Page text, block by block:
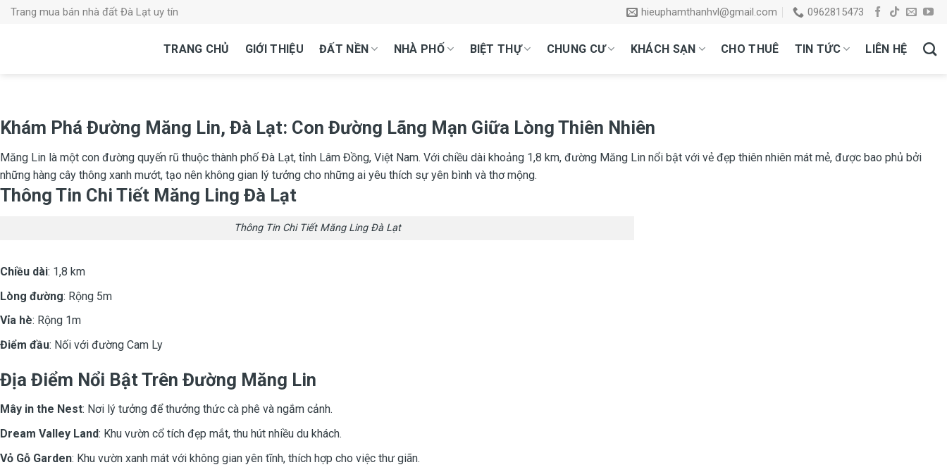
SkipTrang mua bán nhà đất Đà Lạt uy tín hieuphamthanhvl@gmail.com 0962815473
TRANG CHỦ GIỚI THIỆU ĐẤT NỀN NHÀ PHỐ BIỆT THỰ CHUNG CƯ KHÁCH SẠN CHO THUÊ TIN TỨC LIÊN HỆ
Khám Phá Đường Măng Lin, Đà Lạt: Con Đường Lãng Mạn Giữa Lòng Thiên Nhiên
Măng Lin là một con đường quyến rũ thuộc thành phố Đà Lạt, tỉnh Lâm Đồng, Việt Nam. Với chiều dài khoảng 1,8 km, đường Măng Lin nổi bật với vẻ đẹp thiên nhiên mát mẻ, được bao phủ bởi
những hàng cây thông xanh mướt, tạo nên không gian lý tưởng cho những ai yêu thích sự yên bình và thơ mộng.
Thông Tin Chi Tiết Măng Ling Đà Lạt
Thông Tin Chi Tiết Măng Ling Đà Lạt
Chiều dài: 1,8 km
Lòng đường: Rộng 5m
Vỉa hè: Rộng 1m
Điểm đầu: Nối với đường Cam Ly
Địa Điểm Nổi Bật Trên Đường Măng Lin
Mây in the Nest: Nơi lý tưởng để thưởng thức cà phê và ngắm cảnh.
Dream Valley Land: Khu vườn cổ tích đẹp mắt, thu hút nhiều du khách.
Vỏ Gỗ Garden: Khu vườn xanh mát với không gian yên tĩnh, thích hợp cho việc thư giãn.